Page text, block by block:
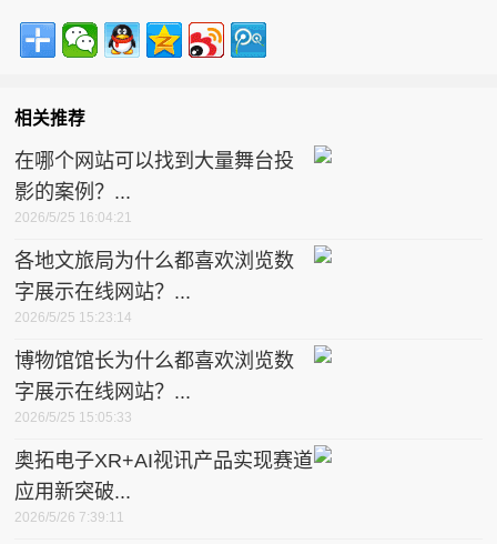
相关推荐
在哪个网站可以找到大量舞台投
影的案例？...
2026/5/25 16:04:21
各地文旅局为什么都喜欢浏览数
字展示在线网站？...
2026/5/25 15:23:14
博物馆馆长为什么都喜欢浏览数
字展示在线网站？...
2026/5/25 15:05:33
奥拓电子XR+AI视讯产品实现赛道
应用新突破...
2026/5/26 7:39:11